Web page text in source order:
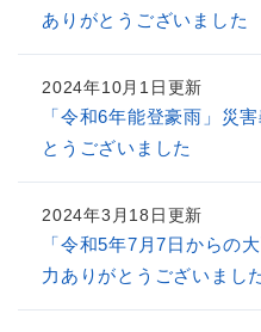
ありがとうございました
2024年10月1日更新
「令和6年能登豪雨」災
とうございました
2024年3月18日更新
「令和5年7月7日からの
力ありがとうございまし